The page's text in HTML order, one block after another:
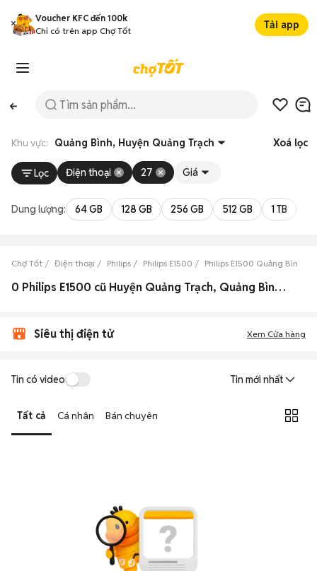
Voucher KFC đến 100k
Chỉ có trên app Chợ Tốt
Tải app
Khu vực: Quảng Bình, Huyện Quảng Trạch Xoá lọc
Lọc Điện thoại 27 Giá
Dung lượng: 64 GB 128 GB 256 GB 512 GB 1 TB
Chợ Tốt Điện thoại Philips Philips E1500 Philips E1500 Quảng Bình
0 Philips E1500 cũ Huyện Quảng Trạch, Quảng Bình đẹp
Siêu thị điện tử Xem Cửa hàng
Tin có video Tin mới nhất
Tất cả Cá nhân Bán chuyên